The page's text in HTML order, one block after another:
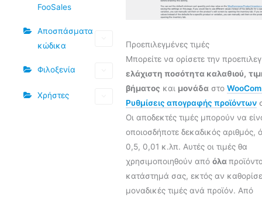
FooSales
Αποσπάσματα
κώδικα
Φιλοξενία
Χρήστες
Προεπιλεγμένες τιμές
Μπορείτε να ορίσετε την
ελάχιστη ποσότητα καλαθιού,
βήματος και μονάδα στο
Ρυθμίσεις απογραφής προϊόντων
Οι αποδεκτές τιμές μπορούν να
οποιοσδήποτε δεκαδικός αριθμός,
0,5, 0,01 κ.λπ. Αυτές οι τιμές θα
χρησιμοποιηθούν από όλα
κατάστημά σας, εκτός αν
μοναδικές τιμές ανά προϊόν. Από